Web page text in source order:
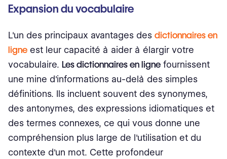
Expansion du vocabulaire
L'un des principaux avantages des dictionnaires en
ligne est leur capacité à aider à élargir votre
vocabulaire. Les dictionnaires en ligne fournissent
une mine d'informations au-delà des simples
définitions. Ils incluent souvent des synonymes,
des antonymes, des expressions idiomatiques et
des termes connexes, ce qui vous donne une
compréhension plus large de l'utilisation et du
contexte d'un mot. Cette profondeur